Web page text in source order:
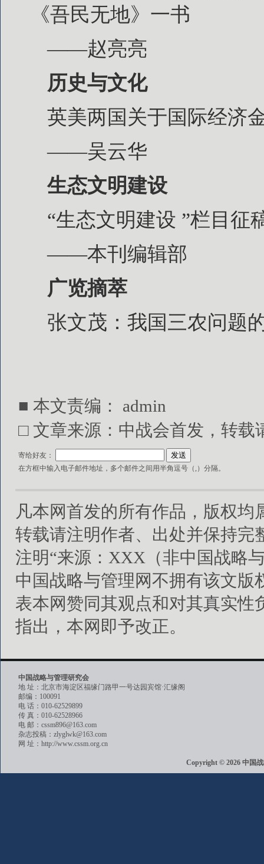
《吾民无地》一书
——赵亮亮
历史与文化
英美两国关于国际经济
——吴云华
生态文明建设
“生态文明建设 ”栏目征
——本刊编辑部
广览摘萃
张文茂：我国三农问题
■ 本文责编： admin
□ 文章来源：中战会首发，转载
寄给好友：
在方框中输入电子邮件地址，多个邮件之间用半角逗号（,）分隔。
凡本网首发的所有作品，版权
转载请注明作者、出处并保持完
注明“来源：XXX（非中国战略
中国战略与管理网不拥有该文
表本网赞同其观点和对其真实
指出，本网即予改正。
中国战略与管理研究会
地 址：北京市海淀区福缘门路甲一号达园宾馆·汇缘阁
邮编：100091
电 话：010-62529899
传 真：010-62528966
电 邮：cssm896@163.com
杂志投稿：zlyglwk@163.com
网 址：http://www.cssm.org.cn
Copyright © 2026 中国